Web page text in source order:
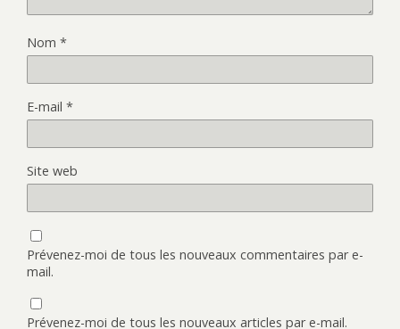
Nom *
E-mail *
Site web
Prévenez-moi de tous les nouveaux commentaires par e-
mail.
Prévenez-moi de tous les nouveaux articles par e-mail.